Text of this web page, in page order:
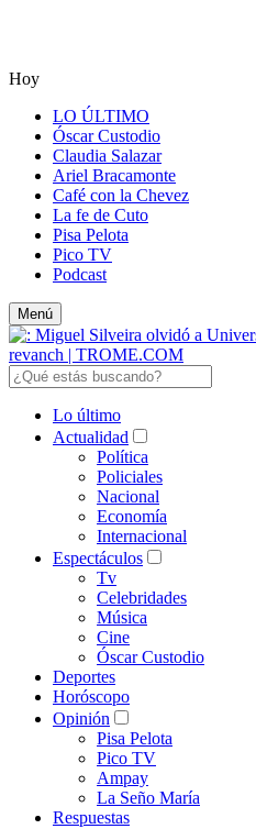
Hoy
LO ÚLTIMO
Óscar Custodio
Claudia Salazar
Ariel Bracamonte
Café con la Chevez
La fe de Cuto
Pisa Pelota
Pico TV
Podcast
Menú
Lo último
Actualidad
Política
Policiales
Nacional
Economía
Internacional
Espectáculos
Tv
Celebridades
Música
Cine
Óscar Custodio
Deportes
Horóscopo
Opinión
Pisa Pelota
Pico TV
Ampay
La Seño María
Respuestas